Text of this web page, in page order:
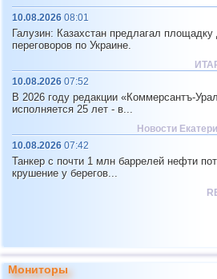
10.08.2026 08:01
Галузин: Казахстан предлагал площадку
переговоров по Украине.
10.08.2026 07:52
В 2026 году редакции «Коммерсантъ-
исполняется 25 лет - в...
Новости
10.08.2026 07:42
Танкер с почти 1 млн баррелей нефти
крушение у берегов...
Мониторы